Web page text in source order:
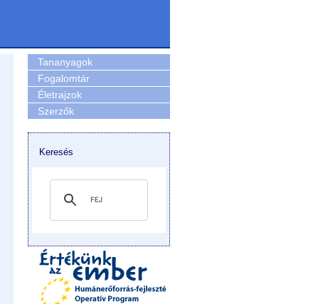
Tananyagok
Fogalomtár
Életrajzok
Szerzők
Keresés